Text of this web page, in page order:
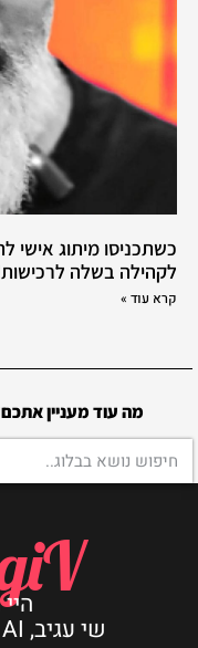
כשתכניסו מיתוג אישי
לקהילה בשלה
קרא עוד »
מה עוד מעניין
שי עגיב, AI מרקטינג רוקסטאר